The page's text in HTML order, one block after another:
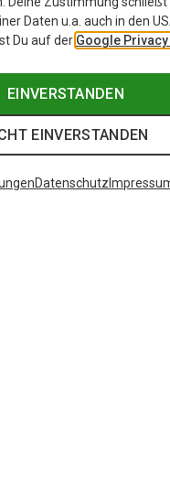
Daten u.a. auch in den
Du auf der Google Privacy
EINVERSTANDEN
EINVERSTANDEN
Datenschutz